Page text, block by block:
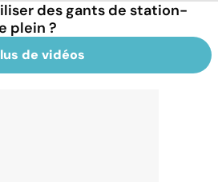
des gants de station-
plein ?
de vidéos